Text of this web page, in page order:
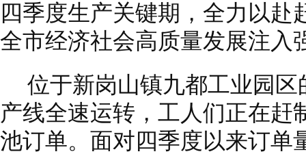
四季度生产关键期，全力以
全市经济社会高质量发展注入
位于新岗山镇九都工业园
产线全速运转，工人们正在赶
池订单。面对四季度以来订单